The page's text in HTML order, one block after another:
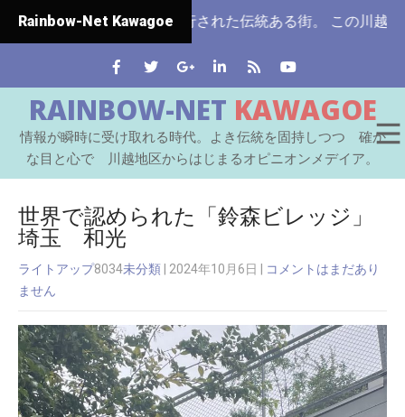
Rainbow-Net Kawagoe
ではじめて市制施行された伝統ある街。 この川越をはじめ
RAINBOW-NET KAWAGOE
情報が瞬時に受け取れる時代。よき伝統を固持しつつ 確か
な目と心で 川越地区からはじまるオピニオンメデイア。
世界で認められた「鈴森ビレッジ」
埼玉 和光
ライトアップ8034未分類 | 2024年10月6日
コメントはまだあり
ません